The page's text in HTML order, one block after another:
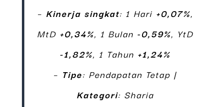
– Kinerja singkat: 1 Hari +0,07%,
MtD +0,34%, 1 Bulan -0,59%, YtD
-1,82%, 1 Tahun +1,24%
– Tipe: Pendapatan Tetap |
Kategori: Sharia